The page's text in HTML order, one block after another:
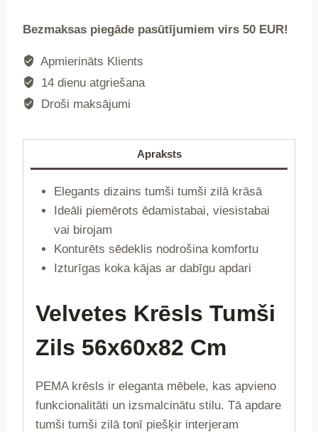
|
velvets
tumši
|
|
708794
daudzums
Bezmaksas piegāde pasūtījumiem virs 50 EUR!
Apmierināts Klients
14 dienu atgriešana
Droši maksājumi
Apraksts
Elegants dizains tumši tumši zilā krāsā
Ideāli piemērots ēdamistabai, viesistabai
vai birojam
Konturēts sēdeklis nodrošina komfortu
Izturīgas koka kājas ar dabīgu apdari
Velvetes Krēsls Tumši
Zils 56x60x82 Cm
PEMA krēsls ir eleganta mēbele, kas apvieno
funkcionalitāti un izsmalcinātu stilu. Tā apdare
tumši tumši zilā tonī piešķir interjeram